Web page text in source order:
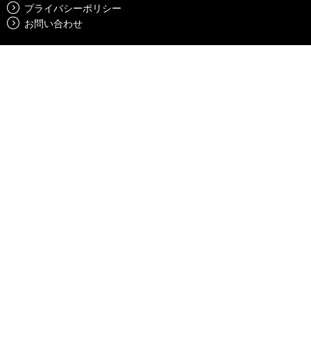
プライバシーポリシー
お問い合わせ